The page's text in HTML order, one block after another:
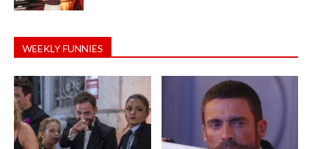
WEEKLY FUNNIES